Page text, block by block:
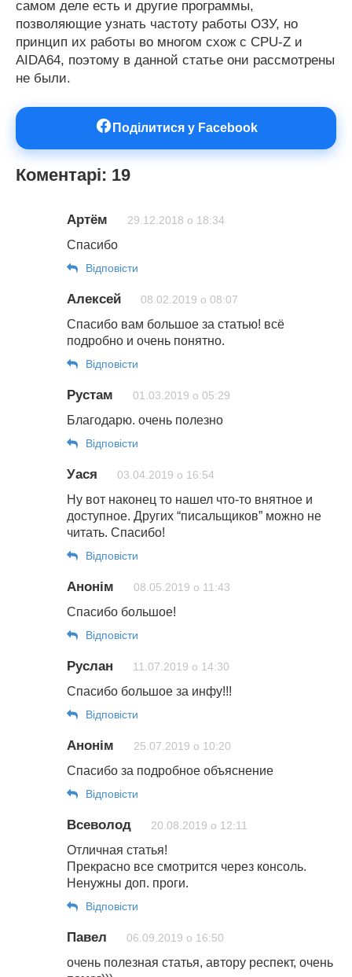
самом деле есть и другие программы,
позволяющие узнать частоту работы ОЗУ, но
принцип их работы во многом схож с CPU-Z и
AIDA64, поэтому в данной статье они рассмотрены
не были.
Поділитися у Facebook
Коментарі: 19
Артём 29.12.2018 о 18:34
Спасибо
Відповіcти
Алексей 08.02.2019 о 08:07
Спасибо вам большое за статью! всё
подробно и очень понятно.
Відповіcти
Рустам 01.03.2019 о 05:29
Благодарю. очень полезно
Відповіcти
Уася 03.04.2019 о 16:54
Ну вот наконец то нашел что-то внятное и
доступное. Других “писальщиков” можно не
читать. Спасибо!
Відповіcти
Анонім 08.05.2019 о 11:43
Спасибо большое!
Відповіcти
Руслан 11.07.2019 о 14:30
Спасибо большое за инфу!!!
Відповіcти
Анонім 25.07.2019 о 10:20
Спасибо за подробное объяснение
Відповіcти
Всеволод 20.08.2019 о 12:11
Отличная статья!
Прекрасно все смотрится через консоль.
Ненужны доп. проги.
Відповіcти
Павел 06.09.2019 о 16:50
очень полезная статья, автору респект, очень